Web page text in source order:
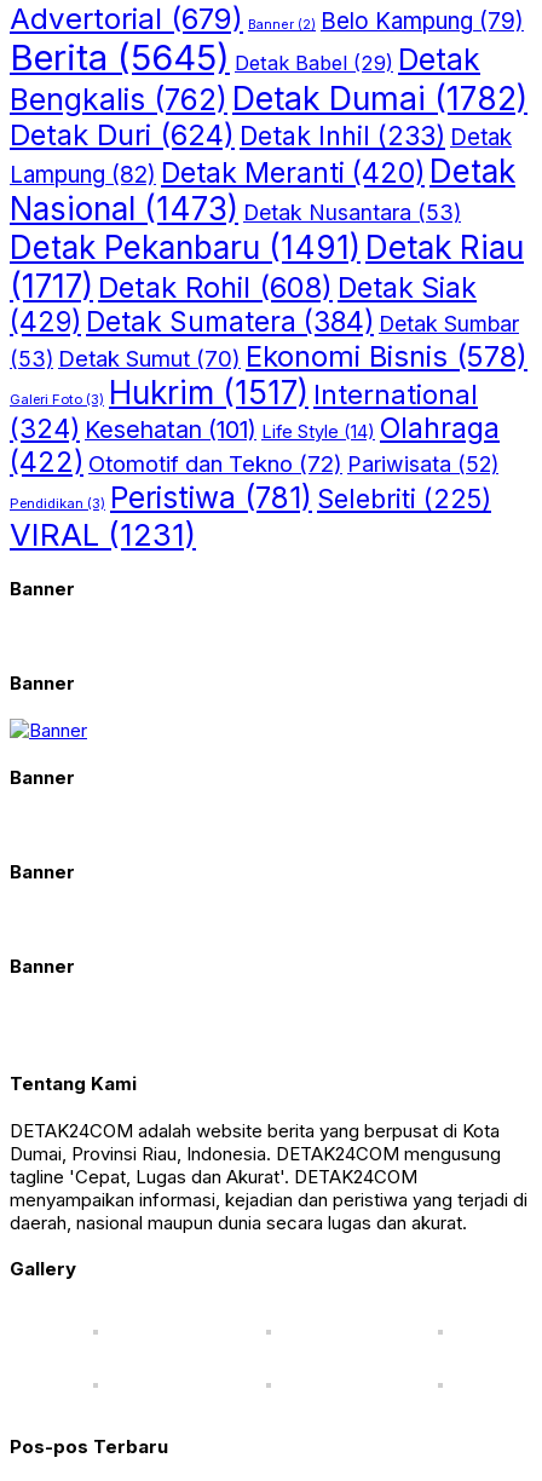
Advertorial (679) Banner (2) Belo Kampung (79)
Berita (5645) Detak Babel (29) Detak
Bengkalis (762) Detak Dumai (1782)
Detak Duri (624) Detak Inhil (233) Detak
Lampung (82) Detak Meranti (420) Detak
Nasional (1473) Detak Nusantara (53)
Detak Pekanbaru (1491) Detak Riau
(1717) Detak Rohil (608) Detak Siak
(429) Detak Sumatera (384) Detak Sumbar
(53) Detak Sumut (70) Ekonomi Bisnis (578)
Galeri Foto (3) Hukrim (1517) International
(324) Kesehatan (101) Life Style (14) Olahraga
(422) Otomotif dan Tekno (72) Pariwisata (52)
Pendidikan (3) Peristiwa (781) Selebriti (225)
VIRAL (1231)
Banner
Banner
Banner
Banner
Banner
Tentang Kami
DETAK24COM adalah website berita yang berpusat di Kota
Dumai, Provinsi Riau, Indonesia. DETAK24COM mengusung
tagline 'Cepat, Lugas dan Akurat'. DETAK24COM
menyampaikan informasi, kejadian dan peristiwa yang terjadi di
daerah, nasional maupun dunia secara lugas dan akurat.
Gallery
Pos-pos Terbaru